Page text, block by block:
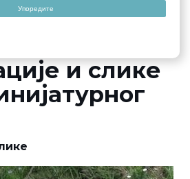
Упоредите
и слике